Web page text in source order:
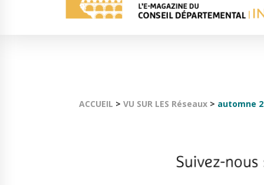
ACCUEIL >VU SUR LES Réseaux > automne